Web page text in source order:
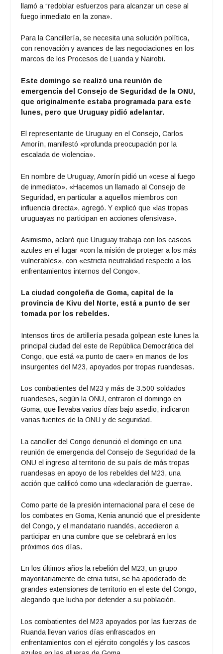
llamó a “redoblar esfuerzos para alcanzar un cese al
fuego inmediato en la zona».
Para la Cancillería, se necesita una solución política,
con renovación y avances de las negociaciones en los
marcos de los Procesos de Luanda y Nairobi.
Este domingo se realizó una reunión de
emergencia del Consejo de Seguridad de la ONU,
que originalmente estaba programada para este
lunes, pero que Uruguay pidió adelantar.
El representante de Uruguay en el Consejo, Carlos
Amorín, manifestó «profunda preocupación por la
escalada de violencia».
En nombre de Uruguay, Amorín pidió un «cese al fuego
de inmediato». «Hacemos un llamado al Consejo de
Seguridad, en particular a aquellos miembros con
influencia directa», agregó. Y explicó que «las tropas
uruguayas no participan en acciones ofensivas».
Asimismo, aclaró que Uruguay trabaja con los cascos
azules en el lugar «con la misión de proteger a los más
vulnerables», con «estricta neutralidad respecto a los
enfrentamientos internos del Congo».
La ciudad congoleña de Goma, capital de la
provincia de Kivu del Norte, está a punto de ser
tomada por los rebeldes.
Intensos tiros de artillería pesada golpean este lunes la
principal ciudad del este de República Democrática del
Congo, que está «a punto de caer» en manos de los
insurgentes del M23, apoyados por tropas ruandesas.
Los combatientes del M23 y más de 3.500 soldados
ruandeses, según la ONU, entraron el domingo en
Goma, que llevaba varios días bajo asedio, indicaron
varias fuentes de la ONU y de seguridad.
La canciller del Congo denunció el domingo en una
reunión de emergencia del Consejo de Seguridad de la
ONU el ingreso al territorio de su país de más tropas
ruandesas en apoyo de los rebeldes del M23, una
acción que calificó como una «declaración de guerra».
Como parte de la presión internacional para el cese de
los combates en Goma, Kenia anunció que el presidente
del Congo, y el mandatario ruandés, accedieron a
participar en una cumbre que se celebrará en los
próximos dos días.
En los últimos años la rebelión del M23, un grupo
mayoritariamente de etnia tutsi, se ha apoderado de
grandes extensiones de territorio en el este del Congo,
alegando que lucha por defender a su población.
Los combatientes del M23 apoyados por las fuerzas de
Ruanda llevan varios días enfrascados en
enfrentamientos con el ejército congolés y los cascos